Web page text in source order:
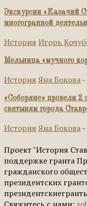
Экскурсии «Казачий
многогранной
История Игорь
Мельница «мучного
История Яна Бокова-
«Соборяне» провели 2
святыням города
История Яна Бокова-
Проект "История
поддержке гранта
гражданского
президентских